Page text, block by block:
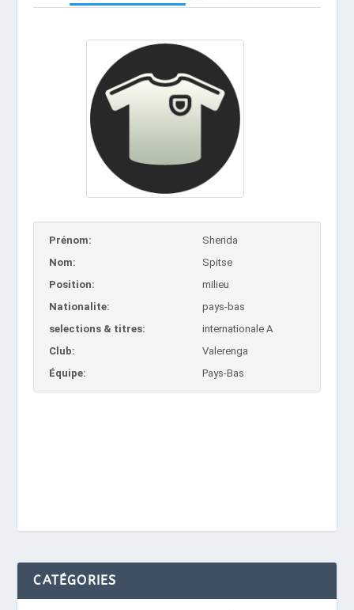
Prénom:
Sherida
Nom:
Spitse
Position:
milieu
Nationalite:
pays-bas
selections & titres:
internationale A
Club:
Valerenga
Équipe:
Pays-Bas
CATÉGORIES